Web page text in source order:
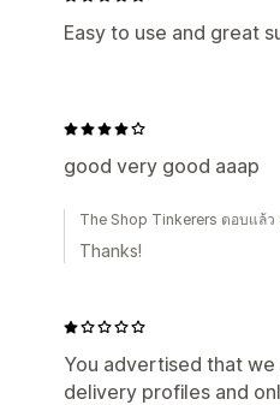
Easy to use and great
good very good aaap
The Shop Tinkerers ตอบแล้
Thanks!
You advertised that
delivery profiles and